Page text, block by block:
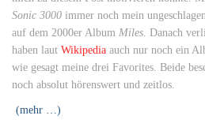
Sonic 3000 immer noch mein
auf dem 2000er Album Miles. Danach
haben laut Wikipedia auch nur noch ein
wie gesagt meine drei Favorites. Beide
noch absolut hörenswert und zeitlos.
(mehr …)